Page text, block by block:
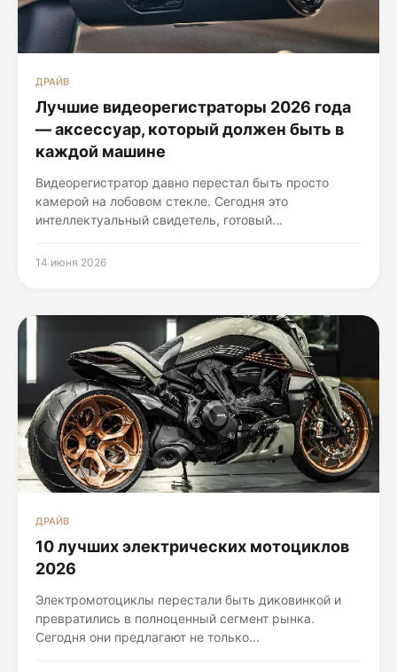
ДРАЙВ
Лучшие видеорегистраторы 2026 года
— аксессуар, который должен быть в
каждой машине
Видеорегистратор давно перестал быть просто
камерой на лобовом стекле. Сегодня это
интеллектуальный свидетель, готовый...
14 июня 2026
ДРАЙВ
10 лучших электрических мотоциклов
2026
Электромотоциклы перестали быть диковинкой и
превратились в полноценный сегмент рынка.
Сегодня они предлагают не только...